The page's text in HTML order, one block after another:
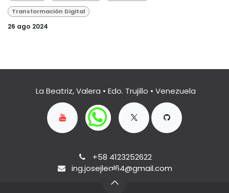
Transformación Digital
26 ago 2024
La Beatriz, Valera • Edo. Trujillo • Venezuela
+58 4123252622
ing.josejleal64@gmail.com